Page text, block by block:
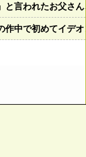
と言われたお父さ
作中で初めてイ